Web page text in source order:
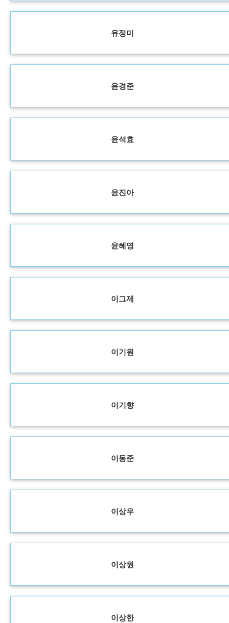
유정미
윤경준
윤석효
윤진아
윤혜영
이그제
이기원
이기향
이동준
이상우
이상원
이상한